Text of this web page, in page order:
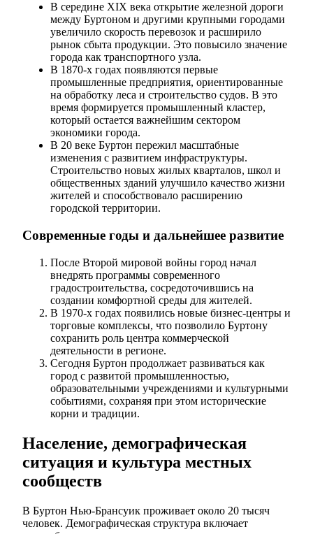
В середине XIX века открытие железной дороги
между Буртоном и другими крупными городами
увеличило скорость перевозок и расширило
рынок сбыта продукции. Это повысило значение
города как транспортного узла.
В 1870-х годах появляются первые
промышленные предприятия, ориентированные
на обработку леса и строительство судов. В это
время формируется промышленный кластер,
который остается важнейшим сектором
экономики города.
В 20 веке Буртон пережил масштабные
изменения с развитием инфраструктуры.
Строительство новых жилых кварталов, школ и
общественных зданий улучшило качество жизни
жителей и способствовало расширению
городской территории.
Современные годы и дальнейшее развитие
После Второй мировой войны город начал
внедрять программы современного
градостроительства, сосредоточившись на
создании комфортной среды для жителей.
В 1970-х годах появились новые бизнес-центры и
торговые комплексы, что позволило Буртону
сохранить роль центра коммерческой
деятельности в регионе.
Сегодня Буртон продолжает развиваться как
город с развитой промышленностью,
образовательными учреждениями и культурными
событиями, сохраняя при этом исторические
корни и традиции.
Население, демографическая
ситуация и культура местных
сообществ
В Буртон Нью-Брансуик проживает около 20 тысяч
человек. Демографическая структура включает